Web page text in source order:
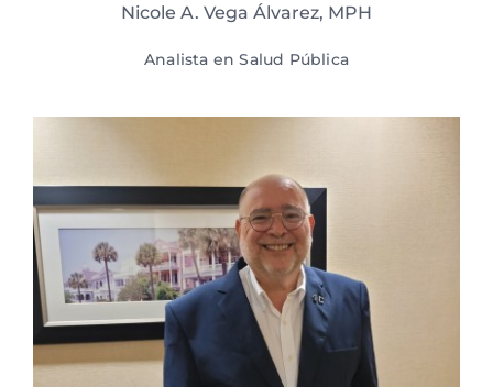
Nicole A. Vega Álvarez, MPH
Analista en Salud Pública